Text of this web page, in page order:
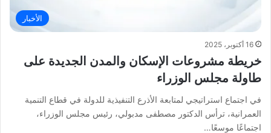
الأخبار
16 أكتوبر، 2025
خريطة مشروعات الإسكان والمدن الجديدة على
طاولة مجلس الوزراء
في اجتماع استراتيجي لمتابعة الأذرع التنفيذية للدولة في قطاع التنمية
العمرانية، ترأس الدكتور مصطفى مدبولي، رئيس مجلس الوزراء،
اجتماعًا موسعًا…